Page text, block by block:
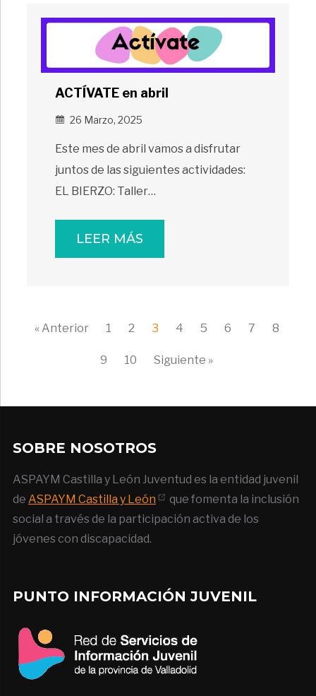
ACTÍVATE en abril
26 Marzo, 2025
Este mes de abril vamos a disfrutar
juntos de las siguientes actividades:
EL BIERZO: Taller…
LEER MÁS
« Anterior 1 2 3 4 5 6 7 8
9 10 Siguiente »
SOBRE NOSOTROS
ASPAYM Castilla y León Juventud es la entidad juvenil
de ASPAYM Castilla y León
que fomenta la inclusión
social a través de la participación activa de los
jóvenes con discapacidad.
PUNTO INFORMACIÓN JUVENIL